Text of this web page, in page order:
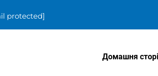
protected]
Домашня